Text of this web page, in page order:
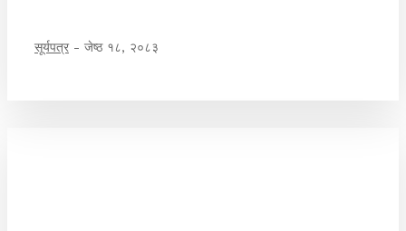
सूर्यपत्र - जेष्ठ १८, २०८३